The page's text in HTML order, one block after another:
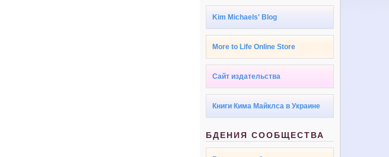
Kim Michaels' Blog
More to Life Online Store
Сайт издательства
Книги Кима Майклса в Украине
БДЕНИЯ СООБЩЕСТВА